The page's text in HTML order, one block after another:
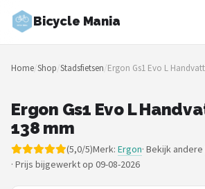
Bicycle Mania
Zoeken
NAVIGATIE
Merken
Blog
Home/Shop/Stadsfietsen/Ergon Gs1 Evo L
Ergon Gs1 Evo L
138 mm
(5,0/5)Merk: Ergon· Bekijk andere
· Prijs bijgewerkt op 09-08-2026